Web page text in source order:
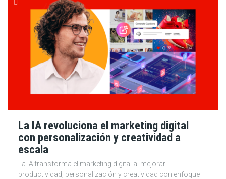
La IA revoluciona el marketing digital
con personalización y creatividad a
escala
La IA transforma el marketing digital al mejorar
productividad, personalización y creatividad con enfoque